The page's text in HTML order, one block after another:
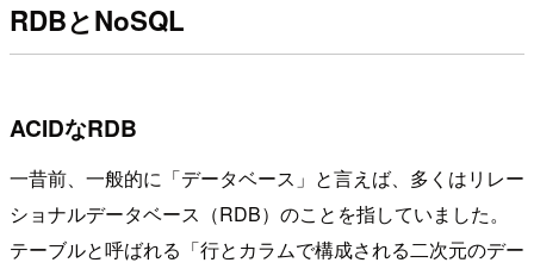
RDBとNoSQL
ACIDなRDB
一昔前、一般的に「データベース」と言えば、多くはリレー
ショナルデータベース（RDB）のことを指していました。
テーブルと呼ばれる「行とカラムで構成される二次元のデー